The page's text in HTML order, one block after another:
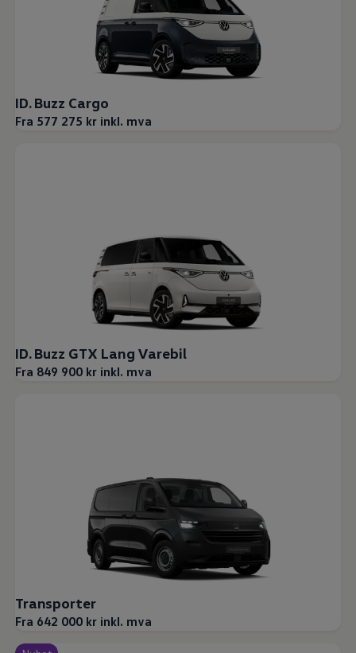
ID. Buzz Cargo
Fra 577 275 kr inkl. mva
ID. Buzz GTX Lang Varebil
Fra 849 900 kr inkl. mva
Transporter
Fra 642 000 kr inkl. mva